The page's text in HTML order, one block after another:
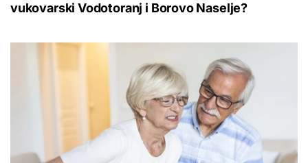
vukovarski Vodotoranj i Borovo Naselje?